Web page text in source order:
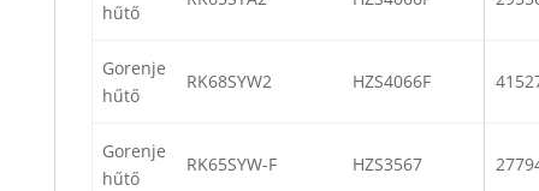
hűtő
Gorenje
hűtő
RK68SYW2 HZS4066F
Gorenje
hűtő
RK65SYW-F HZS3567